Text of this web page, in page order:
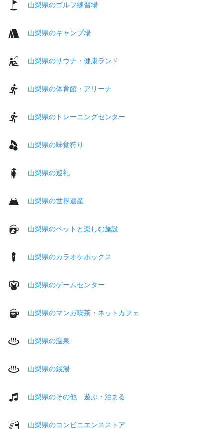
山梨県のゴルフ練習場
山梨県のキャンプ場
山梨県のサウナ・健康ランド
山梨県の体育館・アリーナ
山梨県のトレーニングセンター
山梨県の味覚狩り
山梨県の巡礼
山梨県の世界遺産
山梨県のペットと楽しむ施設
山梨県のカラオケボックス
山梨県のゲームセンター
山梨県のマンガ喫茶・ネットカフェ
山梨県の温泉
山梨県の銭湯
山梨県のその他 遊ぶ・泊まる
山梨県のコンビニエンスストア